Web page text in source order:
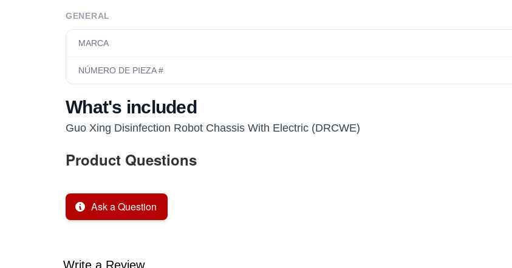
GENERAL
MARCA
NÚMERO DE PIEZA #
What's included
Guo Xing Disinfection Robot Chassis With Electric (DRCWE)
Product Questions
Ask a Question
Write a Review